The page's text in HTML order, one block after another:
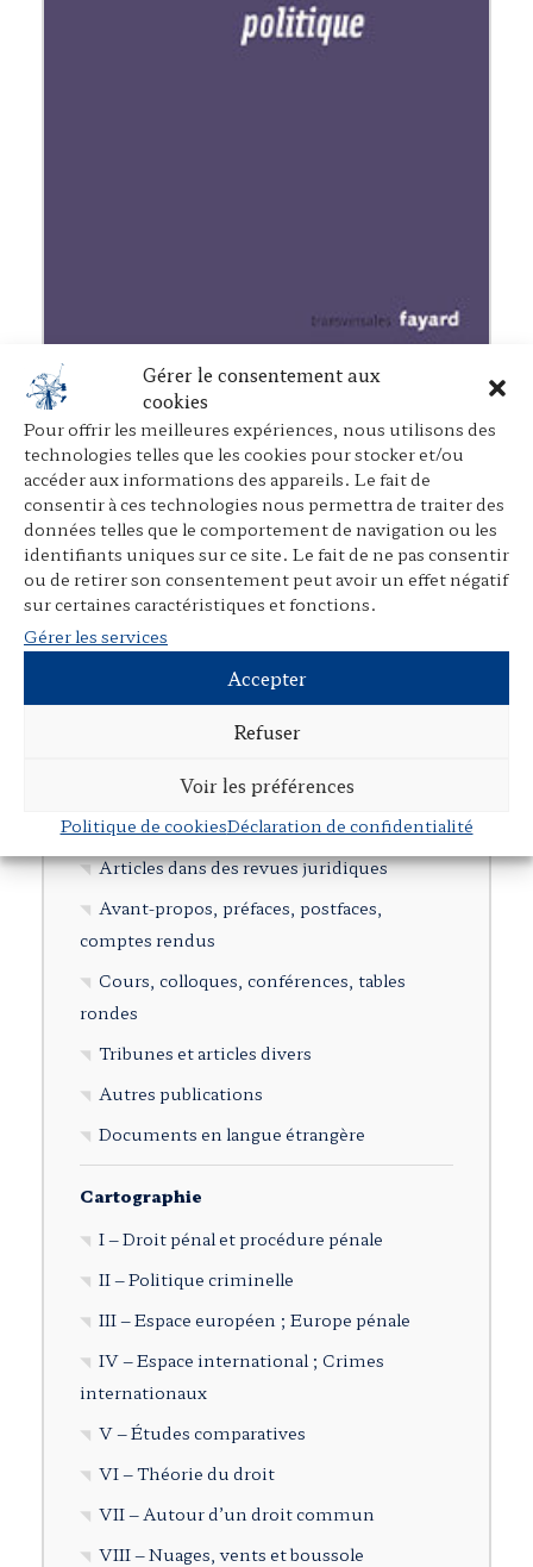
Gérer le consentement aux
cookies
Pour offrir les meilleures expériences, nous utilisons des
technologies telles que les cookies pour stocker et/ou
accéder aux informations des appareils. Le fait de
consentir à ces technologies nous permettra de traiter des
données telles que le comportement de navigation ou les
identifiants uniques sur ce site. Le fait de ne pas consentir
ou de retirer son consentement peut avoir un effet négatif
sur certaines caractéristiques et fonctions.
Gérer les services
Accepter
Refuser
Voir les préférences
Politique de cookiesDéclaration de confidentialité
Pour un nouvel imaginaire politique
Avec Edgar Morinet alii.
◂Retour
L’Œuvre
Présentation
Rubriques
Ouvrages individuels
Direction d’ouvrages collectifs
Participation à des ouvrages collectifs
Articles dans des revues juridiques
Avant-propos, préfaces, postfaces,
comptes rendus
Cours, colloques, conférences, tables
rondes
Tribunes et articles divers
Autres publications
Documents en langue étrangère
Cartographie
I – Droit pénal et procédure pénale
II – Politique criminelle
III – Espace européen ; Europe pénale
IV – Espace international ; Crimes
internationaux
V – Études comparatives
VI – Théorie du droit
VII – Autour d’un droit commun
VIII – Nuages, vents et boussole